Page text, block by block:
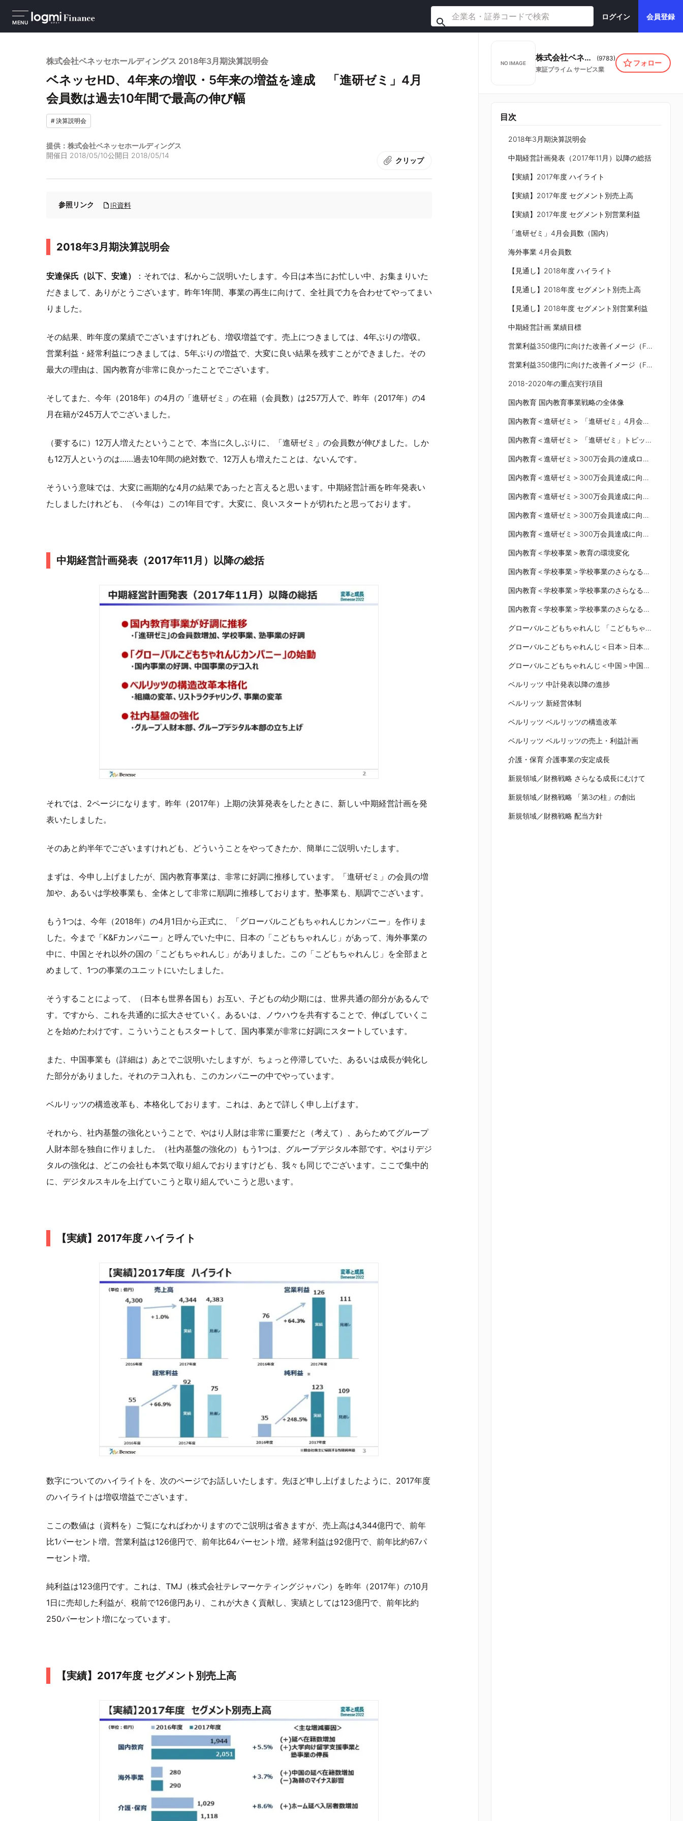
MENU
ログイン 会員登録
株式会社ベネッセホールディングス 2018年3月期決算説明会
ベネッセHD、4年来の増収・5年来の増益を達成 「進研ゼミ」4月
会員数は過去10年間で最高の伸び幅
#決算説明会
提供：株式会社ベネッセホールディングス
開催日 2018/05/10公開日 2018/05/14
クリップ
参照リンク IR資料
2018年3月期決算説明会
安達保氏（以下、安達）
：それでは、私からご説明いたします。今日は本当にお忙しい中、お集まりいた
だきまして、ありがとうございます。昨年1年間、事業の再生に向けて、全社員で力を合わせてやってまい
りました。
その結果、昨年度の業績でございますけれども、増収増益です。売上につきましては、4年ぶりの増収。
営業利益・経常利益につきましては、5年ぶりの増益で、大変に良い結果を残すことができました。その
最大の理由は、国内教育が非常に良かったことでございます。
そしてまた、今年（2018年）の4月の「進研ゼミ」の在籍（会員数）は257万人で、昨年（2017年）の4
月在籍が245万人でございました。
（要するに）12万人増えたということで、本当に久しぶりに、「進研ゼミ」の会員数が伸びました。しか
も12万人というのは……過去10年間の絶対数で、12万人も増えたことは、ないんです。
そういう意味では、大変に画期的な4月の結果であったと言えると思います。中期経営計画を昨年発表い
たしましたけれども、（今年は）この1年目です。大変に、良いスタートが切れたと思っております。
中期経営計画発表（2017年11月）以降の総括
それでは、2ページになります。昨年（2017年）上期の決算発表をしたときに、新しい中期経営計画を発
表いたしました。
そのあと約半年でございますけれども、どういうことをやってきたか、簡単にご説明いたします。
まずは、今申し上げましたが、国内教育事業は、非常に好調に推移しています。「進研ゼミ」の会員の増
加や、あるいは学校事業も、全体として非常に順調に推移しております。塾事業も、順調でございます。
もう1つは、今年（2018年）の4月1日から正式に、「グローバルこどもちゃれんじカンパニー」を作りま
した。今まで「K&Fカンパニー」と呼んでいた中に、日本の「こどもちゃれんじ」があって、海外事業の
中に、中国とそれ以外の国の「こどもちゃれんじ」がありました。この「こどもちゃれんじ」を全部まと
めまして、1つの事業のユニットにいたしました。
そうすることによって、（日本も世界各国も）お互い、子どもの幼少期には、世界共通の部分があるんで
す。ですから、これを共通的に拡大させていく。あるいは、ノウハウを共有することで、伸ばしていくこ
とを始めたわけです。こういうこともスタートして、国内事業が非常に好調にスタートしています。
また、中国事業も（詳細は）あとでご説明いたしますが、ちょっと停滞していた、あるいは成長が鈍化し
た部分がありました。それのテコ入れも、このカンパニーの中でやっています。
ベルリッツの構造改革も、本格化しております。これは、あとで詳しく申し上げます。
それから、社内基盤の強化ということで、やはり人財は非常に重要だと（考えて）、あらためてグループ
人財本部を独自に作りました。（社内基盤の強化の）もう1つは、グループデジタル本部です。やはりデジ
タルの強化は、どこの会社も本気で取り組んでおりますけども、我々も同じでございます。ここで集中的
に、デジタルスキルを上げていこうと取り組んでいこうと思います。
【実績】2017年度 ハイライト
数字についてのハイライトを、次のページでお話しいたします。先ほど申し上げましたように、2017年度
のハイライトは増収増益でございます。
ここの数値は（資料を）ご覧になればわかりますのでご説明は省きますが、売上高は4,344億円で、前年
比1パーセント増。営業利益は126億円で、前年比64パーセント増。経常利益は92億円で、前年比約67パ
ーセント増。
純利益は123億円です。これは、TMJ（株式会社テレマーケティングジャパン）を昨年（2017年）の10月
1日に売却した利益が、税前で126億円あり、これが大きく貢献し、実績としては123億円で、前年比約
250パーセント増になっています。
【実績】2017年度 セグメント別売上高
NO IMAGE
株式会社ベネッセホールディングス (9783)
東証プライム サービス業
フォロー
目次
2018年3月期決算説明会
中期経営計画発表（2017年11月）以降の総括
【実績】2017年度 ハイライト
【実績】2017年度 セグメント別売上高
【実績】2017年度 セグメント別営業利益
「進研ゼミ」4月会員数（国内）
海外事業 4月会員数
【見通し】2018年度 ハイライト
【見通し】2018年度 セグメント別売上高
【見通し】2018年度 セグメント別営業利益
中期経営計画 業績目標
営業利益350億円に向けた改善イメージ（FY18→FY20）①
営業利益350億円に向けた改善イメージ（FY18→FY20）②
2018-2020年の重点実行項目
国内教育 国内教育事業戦略の全体像
国内教育＜進研ゼミ＞ 「進研ゼミ」4月会員数
国内教育＜進研ゼミ＞ 「進研ゼミ」トピックス
国内教育＜進研ゼミ＞300万会員の達成ロジック
国内教育＜進研ゼミ＞300万会員達成に向けて①
国内教育＜進研ゼミ＞300万会員達成に向けて②
国内教育＜進研ゼミ＞300万会員達成に向けて③
国内教育＜進研ゼミ＞300万会員達成に向けて④
国内教育＜学校事業＞教育の環境変化
国内教育＜学校事業＞学校事業のさらなる成長①
国内教育＜学校事業＞学校事業のさらなる成長②
国内教育＜学校事業＞学校事業のさらなる成長③
グローバルこどもちゃれんじ 「こどもちゃれんじ」のグローバル展開
グローバルこどもちゃれんじ＜日本＞日本の「こどもちゃれんじ」の再成長
グローバルこどもちゃれんじ＜中国＞中国「こどもちゃれんじ」事業の現状と今後の施策
ベルリッツ 中計発表以降の進捗
ベルリッツ 新経営体制
ベルリッツ ベルリッツの構造改革
ベルリッツ ベルリッツの売上・利益計画
介護・保育 介護事業の安定成長
新規領域／財務戦略 さらなる成長にむけて
新規領域／財務戦略 「第3の柱」の創出
新規領域／財務戦略 配当方針